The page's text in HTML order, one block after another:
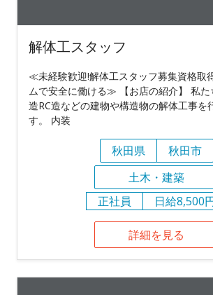
解体工スタッフ
≪未経験歓迎!解体工スタッフ募集資格取
ムで安全に働ける≫ 【お店の紹介】 私た
造RC造などの建物や構造物の解体工事を
す。 内装
秋田県
秋田市
土木・建築
正社員
日給8,500
詳細を見る